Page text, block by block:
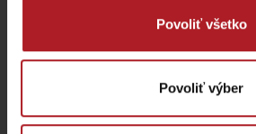
Povoliť všetko
Povoliť výber
Odchod